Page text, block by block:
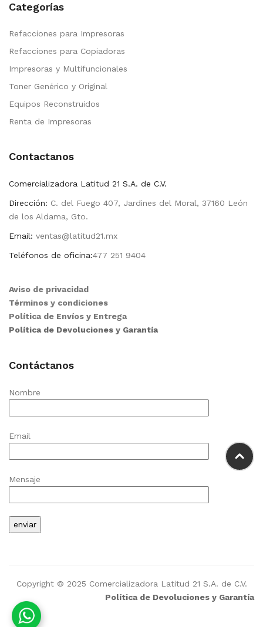
Categorías
Refacciones para Impresoras
Refacciones para Copiadoras
Impresoras y Multifuncionales
Toner Genérico y Original
Equipos Reconstruidos
Renta de Impresoras
Contactanos
Comercializadora Latitud 21 S.A. de C.V.
Dirección: C. del Fuego 407, Jardines del Moral, 37160 León
de los Aldama, Gto.
Email: ventas@latitud21.mx
Teléfonos de oficina:477 251 9404
Aviso de privacidad
Términos y condiciones
Política de Envíos y Entrega
Política de Devoluciones y Garantía
Contáctanos
Nombre
Email
Mensaje
Copyright © 2025 Comercializadora Latitud 21 S.A. de C.V.
Política de Devoluciones y Garantía